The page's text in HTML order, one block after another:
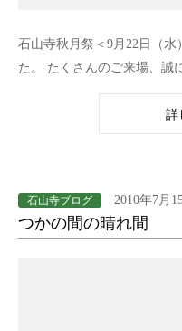
石山寺秋月祭＜9月22日（
た。 たくさんのご来場、誠
詳
石山寺ブログ 2010年7月
つかの間の晴れ間